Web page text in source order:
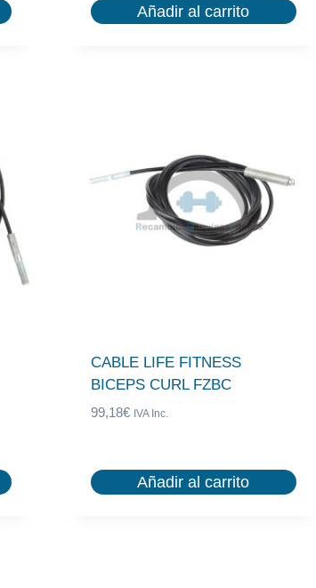
Añadir al carrito
CABLE LIFE FITNESS
BICEPS CURL FZBC
99,18€ IVA Inc.
Añadir al carrito